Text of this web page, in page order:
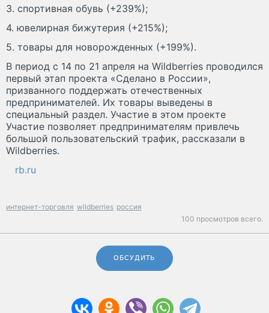
3. спортивная обувь (+239%);
4. ювелирная бижутерия (+215%);
5. товары для новорожденных (+199%).
В период с 14 по 21 апреля на Wildberries проводился
первый этап проекта «Сделано в России»,
призванного поддержать отечественных
предпринимателей. Их товары выведены в
специальный раздел. Участие в этом проекте
Участие позволяет предпринимателям привлечь
большой пользовательский трафик, рассказали в
Wildberries.
rb.ru
интернет-торговля wildberries россия
100 просмотров всего.
ОБСУДИТЬ